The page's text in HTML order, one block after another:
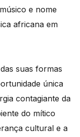
e nome
africana em
suas formas
única
contagiante da
do mítico
cultural e a